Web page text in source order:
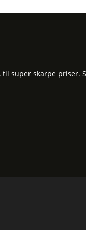
super skarpe priser.